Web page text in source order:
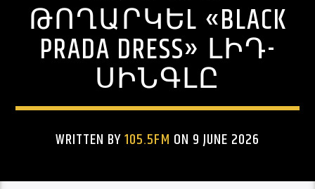
ՈՂԱՐԿԵL «BLACK P
RADA DRESS» ԼԻԴ-Ս
ԻՆԳԼԸ
WRITTEN BY105.5FM ON 9 JUNE 2026